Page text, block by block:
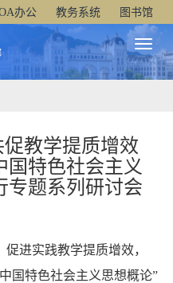
办公 教务系统 图书馆
Toggle
教学提质增效
特色社会主义
专题系列研讨会
进实践教学提质增效，
国特色社会主义思想概论”